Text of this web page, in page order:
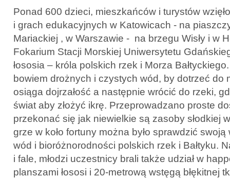
Ponad 600 dzieci, mieszkańców i turystów
i grach edukacyjnych w Katowicach - na
Mariackiej , w Warszawie - na brzegu Wisły i w
Fokarium Stacji Morskiej Uniwersytetu
łososia – króla polskich rzek i Morza
bowiem drożnych i czystych wód, by dotrzeć do
osiąga dojrzałość a następnie wrócić do rzeki,
świat aby złożyć ikrę. Przeprowadzano proste
przekonać się jak niewielkie są zasoby słodkiej
grze w koło fortuny można było sprawdzić
wód i bioróżnorodności polskich rzek i Bałtyku.
i fale, młodzi uczestnicy brali także udział w
planszami łososi i 20-metrową wstęgą błękitnej